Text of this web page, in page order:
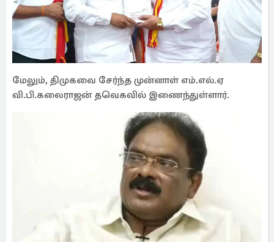
மேலும், திமுகவை சேர்ந்த முன்னாள் எம்.எல்.ஏ
வி.பி.கலைராஜன் தவெகவில் இணைந்துள்ளார்.